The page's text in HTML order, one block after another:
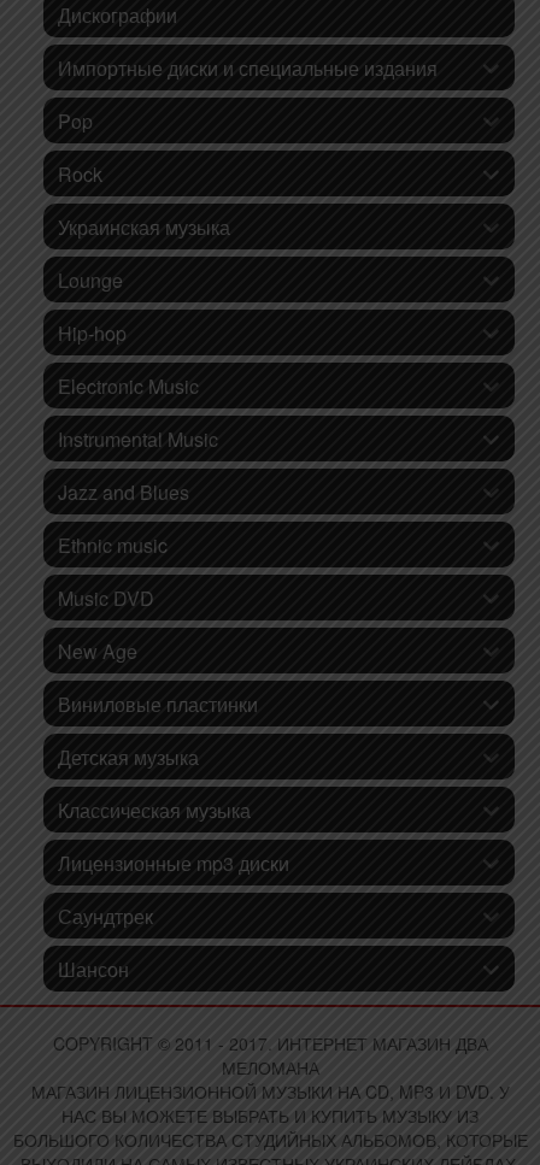
Дискографии
Импортные диски и специальные издания
Pop
Rock
Украинская музыка
Lounge
Hip-hop
Electronic Music
Instrumental Music
Jazz and Blues
Ethnic music
Music DVD
New Age
Виниловые пластинки
Детская музыка
Классическая музыка
Лицензионные mp3 диски
Саундтрек
Шансон
COPYRIGHT © 2011 - 2017. ИНТЕРНЕТ МАГАЗИН ДВА
МЕЛОМАНА
МАГАЗИН ЛИЦЕНЗИОННОЙ МУЗЫКИ НА CD, MP3 И DVD. У
НАС ВЫ МОЖЕТЕ ВЫБРАТЬ И КУПИТЬ МУЗЫКУ ИЗ
БОЛЬШОГО КОЛИЧЕСТВА СТУДИЙНЫХ АЛЬБОМОВ, КОТОРЫЕ